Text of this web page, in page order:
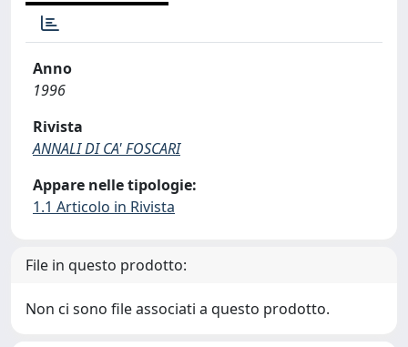
Anno
1996
Rivista
ANNALI DI CA' FOSCARI
Appare nelle tipologie:
1.1 Articolo in Rivista
File in questo prodotto:
Non ci sono file associati a questo prodotto.